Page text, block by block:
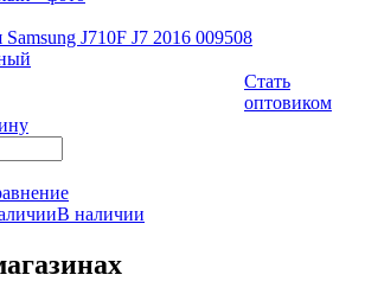
J710F J7 2016 009508
Стать
оптовиком
В наличии